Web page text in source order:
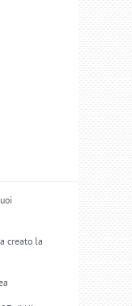
creato la